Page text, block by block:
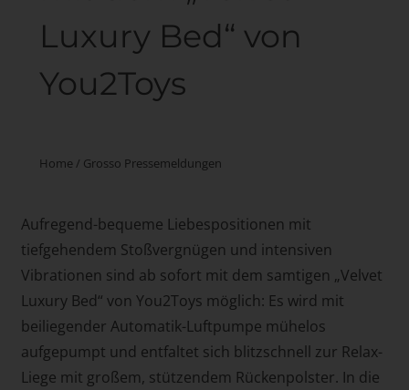
Luxury Bed“ von
You2Toys
Home / Grosso Pressemeldungen
Aufregend-bequeme Liebespositionen mit
tiefgehendem Stoßvergnügen und intensiven
Vibrationen sind ab sofort mit dem samtigen „Velvet
Luxury Bed“ von You2Toys möglich: Es wird mit
beiliegender Automatik-Luftpumpe mühelos
aufgepumpt und entfaltet sich blitzschnell zur Relax-
Liege mit großem, stützendem Rückenpolster. In die